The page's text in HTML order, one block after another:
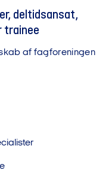
deltidsansat,
trainee
af fagforeningen